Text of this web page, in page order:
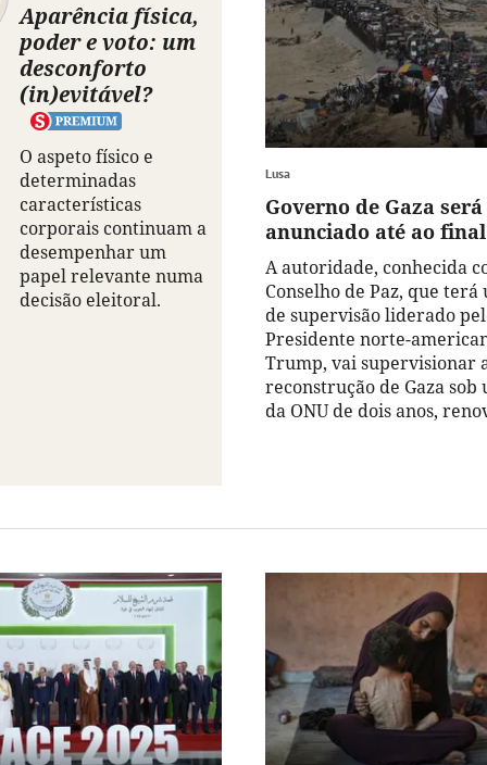
Aparência física,
poder e voto: um
desconforto
(in)evitável?
O aspeto físico e
determinadas
características
corporais continuam a
desempenhar um
papel relevante numa
decisão eleitoral.
Lusa
Governo de Gaza será
anunciado até ao
A autoridade, conhecida
Conselho de Paz, que terá
de supervisão liderado
Presidente norte-
Trump, vai supervisionar
reconstrução de Gaza sob
da ONU de dois anos,